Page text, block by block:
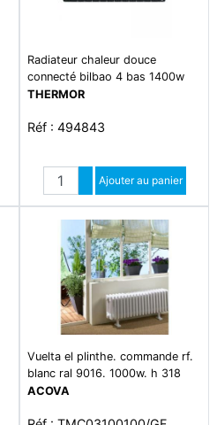
Radiateur chaleur douce
connecté bilbao 4 bas 1400w
gris ardoise
THERMOR
Réf : 494843
Quantité
Augmenter quantité
Diminuer quantité
Ajouter au panier
Vuelta el plinthe. commande rf.
blanc ral 9016. 1000w. h 318
mm / l 930 mm
ACOVA